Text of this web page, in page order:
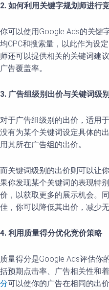
2. 如何利用关键字规划师进行
你可以使用Google Ads的关键
均CPC和搜索量，以此作为设
师还可以提供相关的关键词建
广告覆盖率。
3. 广告组级别出价与关键词级
对于广告组级别的出价，适用
没有为某个关键词设定具体的
用其所在广告组的出价。
而关键词级别的出价则可以让
果你发现某个关键词的表现特
价，以获取更多的展示机会。
佳，你可以降低其出价，减少
4. 利用质量得分优化竞价策略
质量得分是Google Ads评估你
括预期点击率、广告相关性和
分可以使你的广告在相同的出